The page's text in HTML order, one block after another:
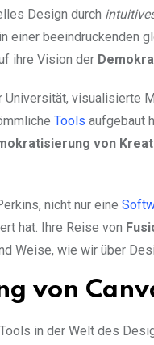
Design durch
einer beeindruckenden
ihre Vision der
visualisierte
Tools aufgebaut
von
nicht nur eine
hat. Ihre Reise von
Weise, wie wir über
von
in der Welt des